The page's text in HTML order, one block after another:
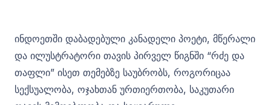
ინდოეთში დაბადებული კანადელი პოეტი, მწერალი
და ილუსტრატორი თავის პირველ წიგნში “რძე და
თაფლი” ისეთ თემებზე საუბრობს, როგორიცაა
სექსუალობა, ოჯახთან ურთიერთობა, საკუთარი